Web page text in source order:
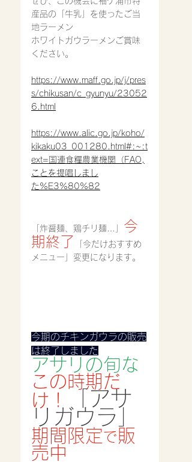
産品の「牛乳」を使ったご当
地ラーメン
ホワイトガウラーメンご賞味
ください。
https://www.maff.go.jp/j/pres
s/chikusan/c_gyunyu/23052
6.html
https://www.alic.go.jp/koho/
kikaku03_001280.html#:~:t
ext=国連食糧農業機関（FAO,
ことを提唱しまし
た%E3%80%82
「炸醤麺、鶏チリ麺…」 今
期終了
「今だけおすすめ
メニュー」変更になります。
今期のチキンガウラの販売
は終了しました
アサリの旬な
この時期だ
け！
「アサ
リガウラ」
期間限定で 販
売中